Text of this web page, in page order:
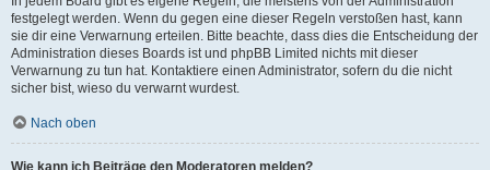
festgelegt werden. Wenn du gegen eine dieser Regeln verstoßen hast, kann
sie dir eine Verwarnung erteilen. Bitte beachte, dass dies die Entscheidung der
Administration dieses Boards ist und phpBB Limited nichts mit dieser
Verwarnung zu tun hat. Kontaktiere einen Administrator, sofern du die nicht
sicher bist, wieso du verwarnt wurdest.
Nach oben